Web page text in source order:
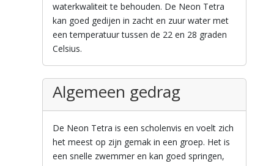
waterkwaliteit te behouden. De Neon Tetra
kan goed gedijen in zacht en zuur water met
een temperatuur tussen de 22 en 28 graden
Celsius.
Algemeen gedrag
De Neon Tetra is een scholenvis en voelt zich
het meest op zijn gemak in een groep. Het is
een snelle zwemmer en kan goed springen,